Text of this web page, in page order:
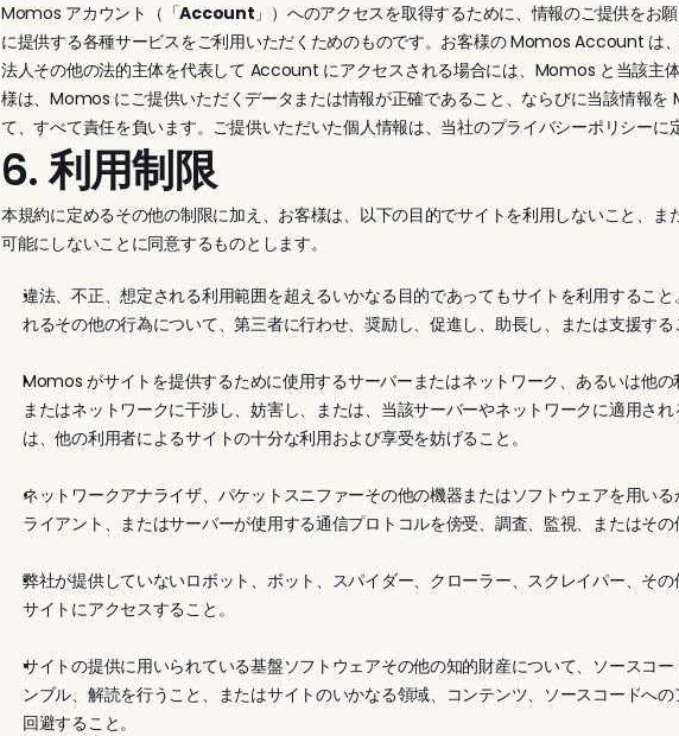
Momos アカウント（「Account」）へのアクセスを取得するために、情報のご提供を
に提供する各種サービスをご利用いただくためのものです。お客様の Momos Account は
法人その他の法的主体を代表して Account にアクセスされる場合には、Momos と当該主
様は、Momos にご提供いただくデータまたは情報が正確であること、ならびに当該情報
て、すべて責任を負います。ご提供いただいた個人情報は、当社のプライバシーポリシーに
6. 利用制限
本規約に定めるその他の制限に加え、お客様は、以下の目的でサイトを利用しないこと、
可能にしないことに同意するものとします。
違法、不正、想定される利用範囲を超えるいかなる目的であってもサイトを利用するこ
れるその他の行為について、第三者に行わせ、奨励し、促進し、助長し、または支援する
Momos がサイトを提供するために使用するサーバーまたはネットワーク、あるいは他
またはネットワークに干渉し、妨害し、または、当該サーバーやネットワークに適用さ
は、他の利用者によるサイトの十分な利用および享受を妨げること。
ネットワークアナライザ、パケットスニファーその他の機器またはソフトウェアを用い
ライアント、またはサーバーが使用する通信プロトコルを傍受、調査、監視、またはその
弊社が提供していないロボット、ボット、スパイダー、クローラー、スクレイパー、そ
サイトにアクセスすること。
サイトの提供に用いられている基盤ソフトウェアその他の知的財産について、ソースコ
ンブル、解読を行うこと、またはサイトのいかなる領域、コンテンツ、ソースコードへ
回避すること。